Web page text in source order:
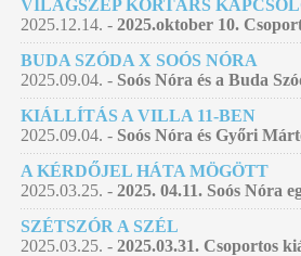
VILÁGSZÉP KORTÁRS
2025.12.14. - 2025.oktober 10.
BUDA SZÓDA X SOÓS NÓRA
2025.09.04. - Soós Nóra és a Buda
KIÁLLÍTÁS A VILLA 11-BEN
2025.09.04. - Soós Nóra és Győri
A KÉRDŐJEL HÁTA MÖGÖTT
2025.03.25. - 2025. 04.11. Soós Nóra
SZÉTSZÓR A SZÉL
2025.03.25. - 2025.03.31. Csoportos